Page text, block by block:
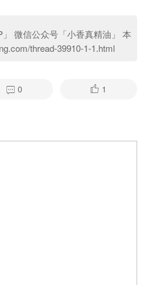
微信公众号「小香真精油」 本
thread-39910-1-1.html
0 1